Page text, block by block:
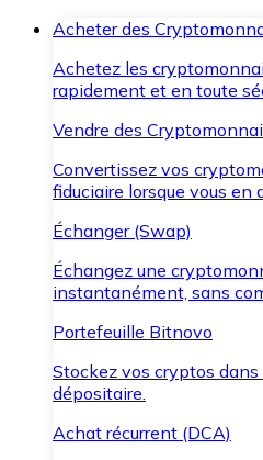
Acheter des
Achetez les
rapidement et en toute
Vendre des
Convertissez vos
fiduciaire lorsque vous en
Échanger (Swap)
Échangez une
instantanément, sans
Portefeuille Bitnovo
Stockez vos cryptos
dépositaire.
Achat récurrent (DCA)